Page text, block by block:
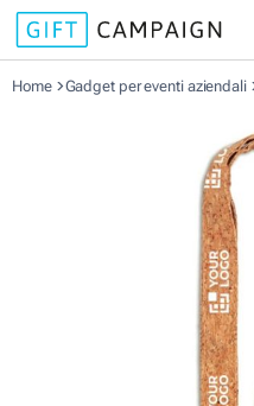
Home Gadget per eventi aziendali